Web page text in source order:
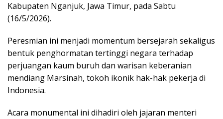
Kabupaten Nganjuk, Jawa Timur, pada Sabtu
(16/5/2026).
Peresmian ini menjadi momentum bersejarah sekaligus
bentuk penghormatan tertinggi negara terhadap
perjuangan kaum buruh dan warisan keberanian
mendiang Marsinah, tokoh ikonik hak-hak pekerja di
Indonesia.
Acara monumental ini dihadiri oleh jajaran menteri